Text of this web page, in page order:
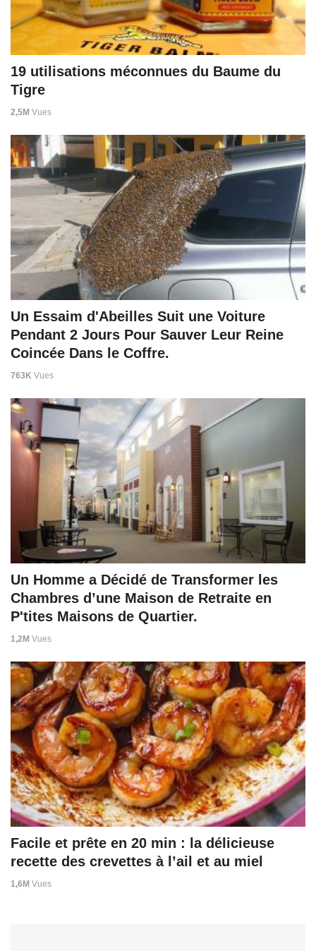
19 utilisations méconnues du Baume du
Tigre
2,5M Vues
Un Essaim d'Abeilles Suit une Voiture
Pendant 2 Jours Pour Sauver Leur Reine
Coincée Dans le Coffre.
763K Vues
Un Homme a Décidé de Transformer les
Chambres d’une Maison de Retraite en
P'tites Maisons de Quartier.
1,2M Vues
Facile et prête en 20 min : la délicieuse
recette des crevettes à l’ail et au miel
1,6M Vues